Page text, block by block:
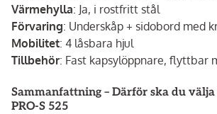
Värmehylla: Ja, i rostfritt stål
Förvaring: Underskåp + sidobord med
Mobilitet: 4 låsbara hjul
Tillbehör: Fast kapsylöppnare, flyttbar
Sammanfattning – Därför ska du välja
PRO-S 525